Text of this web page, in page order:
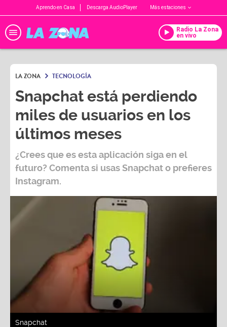
Aprendo en Casa Descarga AudioPlayer Más estaciones
Radio La Zona
en vivo
LA ZONA TECNOLOGÍA
Snapchat está perdiendo
miles de usuarios en los
últimos meses
¿Crees que es esta aplicación siga en el
futuro? Comenta si usas Snapchat o prefieres
Instagram.
Snapchat